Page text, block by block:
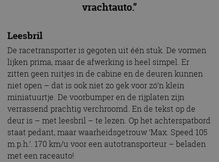
vrachtauto.”
Leesbril
De racetransporter is gegoten uit één stuk. De vormen
lijken prima, maar de afwerking is heel simpel. Er
zitten geen ruitjes in de cabine en de deuren kunnen
niet open – dat is ook niet zo gek voor zó’n klein
miniatuurtje. De voorbumper en de rijplaten zijn
verrassend prachtig verchroomd. En de tekst op de
deur is – met leesbril – te lezen. Op het achterspatbord
staat pedant, maar waarheidsgetrouw ‘Max. Speed 105
m.p.h.’. 170 km/u voor een autotransporteur – beladen
met een raceauto!